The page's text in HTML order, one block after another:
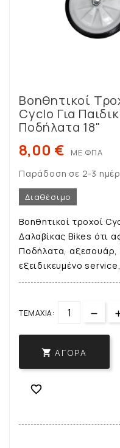
Βοηθητικοί
Cyclo Για
Ποδήλατα 18"
8,00 € ΜΕ ΦΠΑ
Παράδοση σε 2-3
Διαθέσιμο
Βοηθητικοί τροχοί
Δαλαβίκας Bikes ότι
Ποδήλατα, αξεσουάρ,
εξειδικευμένο
ΤΕΜΆΧΙΑ:
 ΑΓΟΡΆ
